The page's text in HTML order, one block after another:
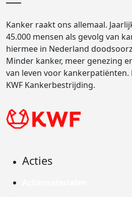
Kanker raakt ons allemaal.
45.000 mensen als gevolg van
hiermee in Nederland
Minder kanker, meer genezing
van leven voor kankerpatiënten.
KWF Kankerbestrijding.
Acties